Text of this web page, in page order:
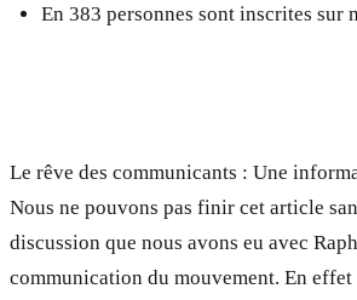
En 383 personnes sont inscrites sur
Le rêve des communicants : Une
Nous ne pouvons pas finir cet article
discussion que nous avons eu avec
communication du mouvement. En effet